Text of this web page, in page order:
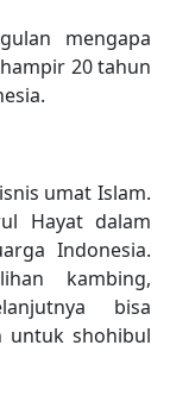
mengapa
20 tahun
umat Islam.
Hayat dalam
Indonesia.
kambing,
bisa
untuk shohibul